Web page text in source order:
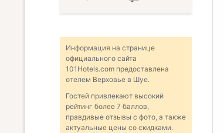
Информация на странице
официального сайта
101Hotels.com предоставлена
отелем Верховье в Шуе.
Гостей привлекают высокий
рейтинг более 7 баллов,
правдивые отзывы с фото, а также
актуальные цены со скидками.